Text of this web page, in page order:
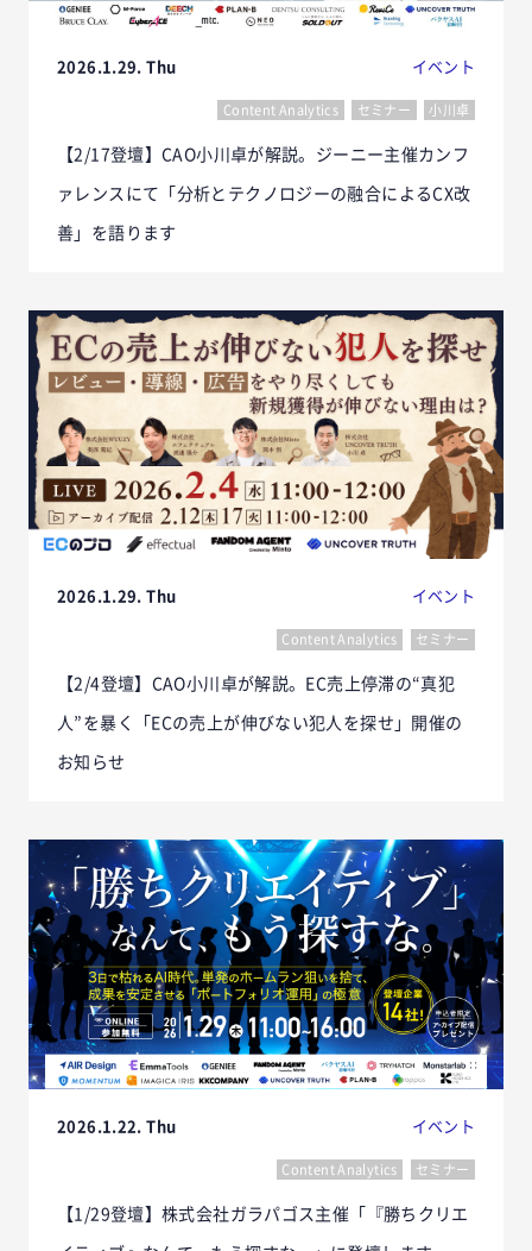
2026.1.29. Thu イベント
Content Analytics セミナー 小川卓
【2/17登壇】CAO小川卓が解説。ジーニー主催カンフ
ァレンスにて「分析とテクノロジーの融合によるCX改
善」を語ります
2026.1.29. Thu イベント
Content Analytics セミナー
【2/4登壇】CAO小川卓が解説。EC売上停滞の“真犯
人”を暴く「ECの売上が伸びない犯人を探せ」開催の
お知らせ
2026.1.22. Thu イベント
Content Analytics セミナー
【1/29登壇】株式会社ガラパゴス主催「『勝ちクリエ